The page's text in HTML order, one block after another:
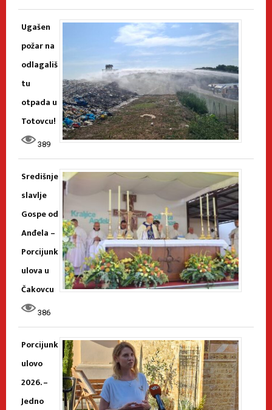
Ugašen
požar na
odlagališ
tu
otpada u
Totovcu!
389
Središnje
slavlje
Gospe od
Anđela –
Porcijunk
ulova u
Čakovcu
386
Porcijunk
ulovo
2026. –
Jedno